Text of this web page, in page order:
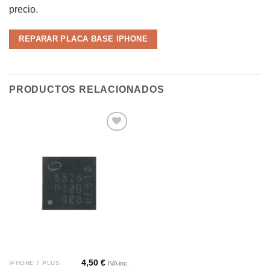
precio.
REPARAR PLACA BASE IPHONE
PRODUCTOS RELACIONADOS
IPHONE 7 PLUS 4,50€ IVA inc.